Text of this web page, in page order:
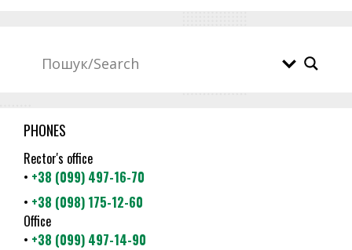
PHONES
Rector's office
• +38 (099) 497-16-70
• +38 (098) 175-12-60
Office
• +38 (099) 497-14-90